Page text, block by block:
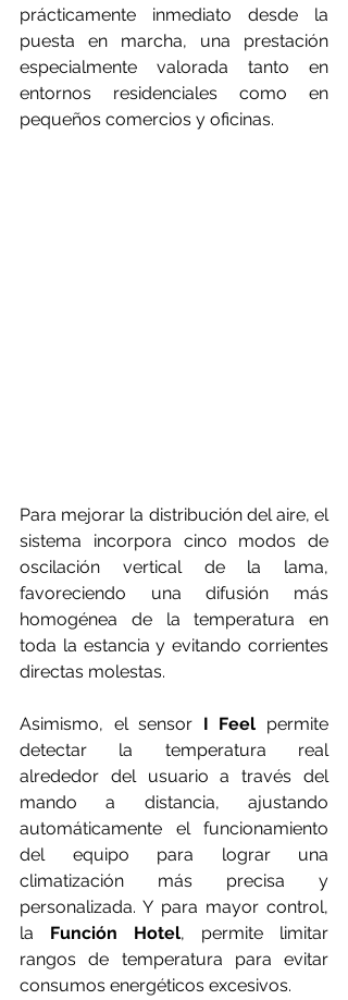
prácticamente inmediato desde la
puesta en marcha, una prestación
especialmente valorada tanto en
entornos residenciales como en
pequeños comercios y oficinas.
Para mejorar la distribución del aire, el
sistema incorpora cinco modos de
oscilación vertical de la lama,
favoreciendo una difusión más
homogénea de la temperatura en
toda la estancia y evitando corrientes
directas molestas.
Asimismo, el sensor I Feel permite
detectar la temperatura real
alrededor del usuario a través del
mando a distancia, ajustando
automáticamente el funcionamiento
del equipo para lograr una
climatización más precisa y
personalizada. Y para mayor control,
la Función Hotel, permite limitar
rangos de temperatura para evitar
consumos energéticos excesivos.